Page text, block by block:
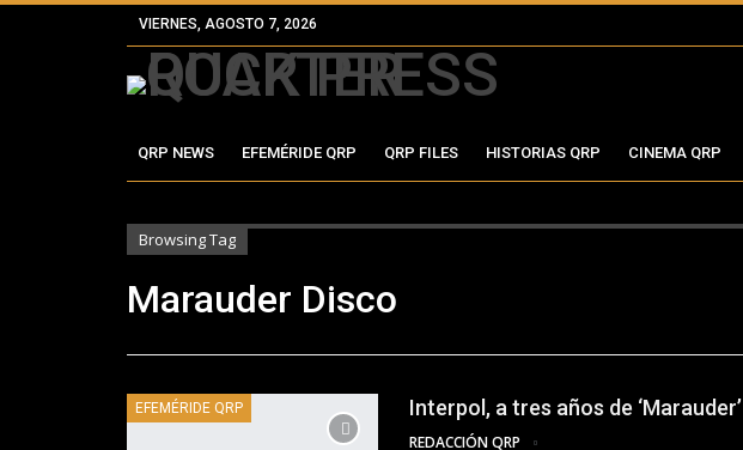
VIERNES, AGOSTO 7, 2026
QRP NEWS EFEMÉRIDE QRP QRP FILES HISTORIAS QRP CINEMA QRP
Browsing Tag
Marauder Disco
EFEMÉRIDE QRP Interpol, a tres años de ‘Marauder’
REDACCIÓN QRP